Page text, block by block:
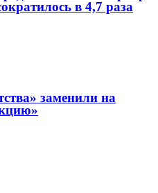
в 4,7 раза
заменили на